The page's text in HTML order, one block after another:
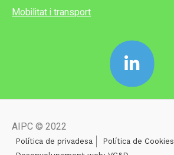
Mobilitat i transport
AIPC © 2022
Política de privadesa Política de Cookies